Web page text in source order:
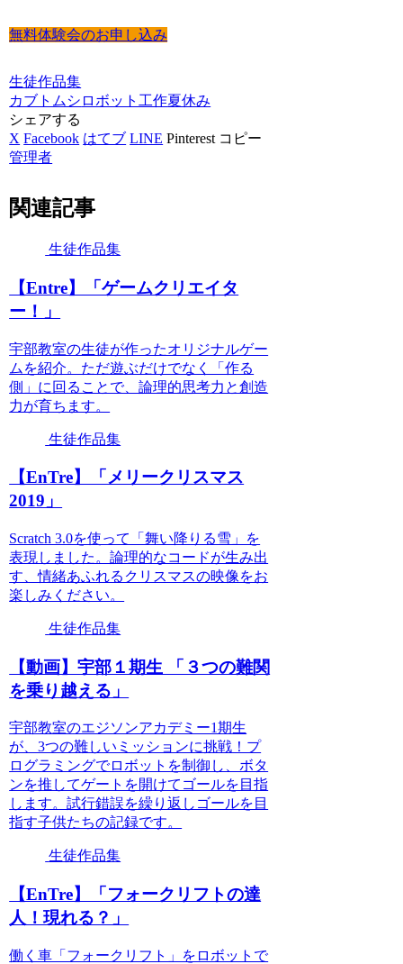
無料体験会のお申し込み
生徒作品集
カブトムシ ロボット工作夏休み
シェアする
X Facebook はてブ LINE Pinterest コピー
管理者
関連記事
生徒作品集
【Entre】「ゲームクリエイタ
ー！」
宇部教室の生徒が作ったオリジナルゲー
ムを紹介。ただ遊ぶだけでなく「作る
側」に回ることで、論理的思考力と創造
力が育ちます。
生徒作品集
【EnTre】「メリークリスマス
2019」
Scratch 3.0を使って「舞い降りる雪」を
表現しました。論理的なコードが生み出
す、情緒あふれるクリスマスの映像をお
楽しみください。
生徒作品集
【動画】宇部１期生 「３つの難関
を乗り越える」
宇部教室のエジソンアカデミー1期生
が、3つの難しいミッションに挑戦！プ
ログラミングでロボットを制御し、ボタ
ンを推してゲートを開けてゴールを目指
します。試行錯誤を繰り返しゴールを目
指す子供たちの記録です。
生徒作品集
【EnTre】「フォークリフトの達
人！現れる？」
働く車「フォークリフト」をロボットで